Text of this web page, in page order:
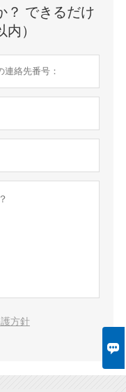

？ できるだけ
）
方針